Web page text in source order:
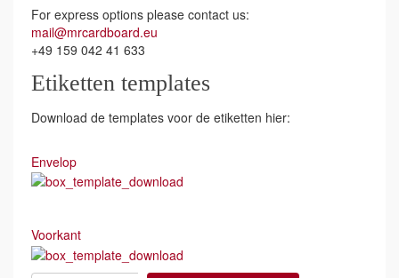
For express options please contact us:
mail@mrcardboard.eu
+49 159 042 41 633
Etiketten templates
Download de templates voor de etiketten hier:
Envelop
Voorkant